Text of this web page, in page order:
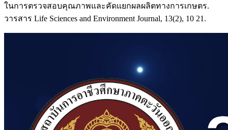
ในการตรวจสอบคุณภาพและคัดแยกผลผลิตทางการเกษตร.
วารสาร Life Sciences and Environment Journal, 13(2), 10 21.